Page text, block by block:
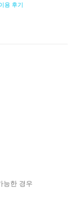
용 후기
능한 경우